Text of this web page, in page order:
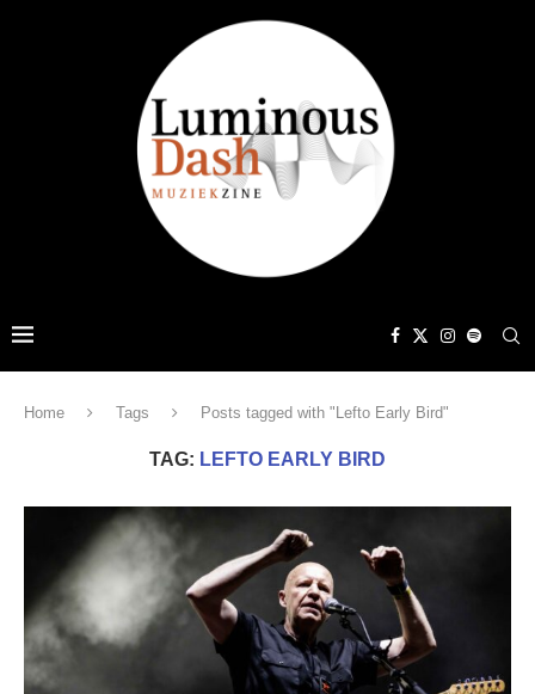
Home Tags Posts tagged with "Lefto Early Bird"
TAG: LEFTO EARLY BIRD